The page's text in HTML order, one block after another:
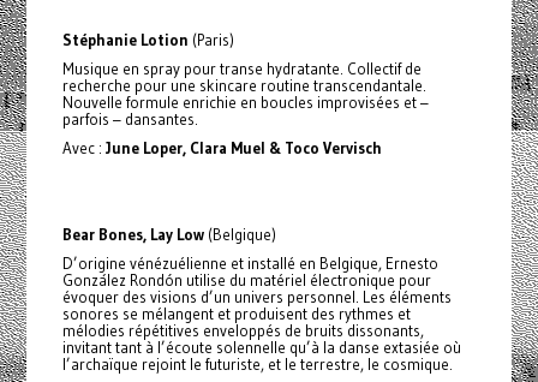
Stéphanie Lotion (Paris)
Musique en spray pour transe hydratante. Collectif de
recherche pour une skincare routine transcendantale.
Nouvelle formule enrichie en boucles improvisées et –
parfois – dansantes.
Avec : June Loper, Clara Muel & Toco Vervisch
Bear Bones, Lay Low(Belgique)
D’origine vénézuélienne et installé en Belgique, Ernesto
González Rondón utilise du matériel électronique pour
évoquer des visions d’un univers personnel. Les éléments
sonores se mélangent et produisent des rythmes et
mélodies répétitives enveloppés de bruits dissonants,
invitant tant à l’écoute solennelle qu’à la danse extasiée où
l’archaïque rejoint le futuriste, et le terrestre, le cosmique.